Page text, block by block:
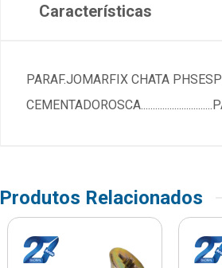
Características
PARAF.JOMARFIX CHATA
Produtos Relacionados